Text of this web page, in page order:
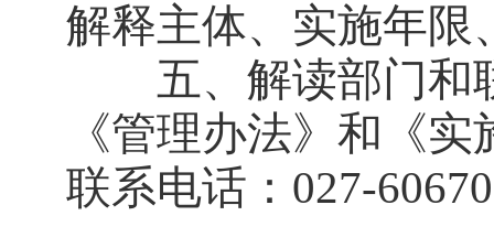
解释主体、实施年限
五、解读部门和
《管理办法》和《
联系电话：027-